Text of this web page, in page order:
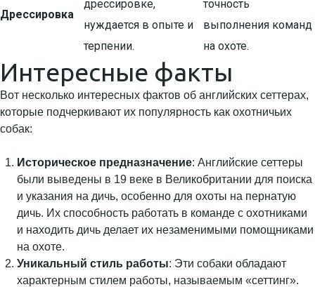
Дрессировка
дрессировке,
нуждается в опыте и
терпении.
точность
выполнения команд
на охоте.
Интересные факты
Вот несколько интересных фактов об английских сеттерах,
которые подчеркивают их популярность как охотничьих
собак:
Историческое предназначение: Английские сеттеры
были выведены в 19 веке в Великобритании для поиска
и указания на дичь, особенно для охоты на пернатую
дичь. Их способность работать в команде с охотниками
и находить дичь делает их незаменимыми помощниками
на охоте.
Уникальный стиль работы: Эти собаки обладают
характерным стилем работы, называемым «сеттинг».